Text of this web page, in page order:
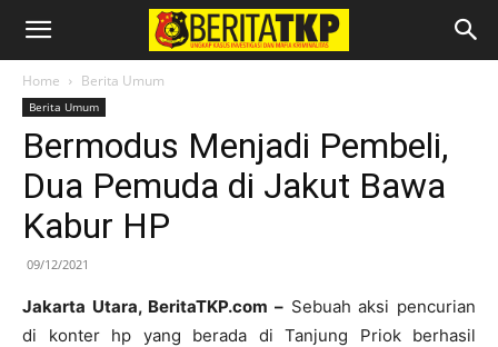
Home Berita Umum
Berita Umum
Bermodus Menjadi Pembeli,
Dua Pemuda di Jakut Bawa
Kabur HP
09/12/2021
Jakarta Utara, BeritaTKP.com – Sebuah aksi pencurian
di konter hp yang berada di Tanjung Priok berhasil